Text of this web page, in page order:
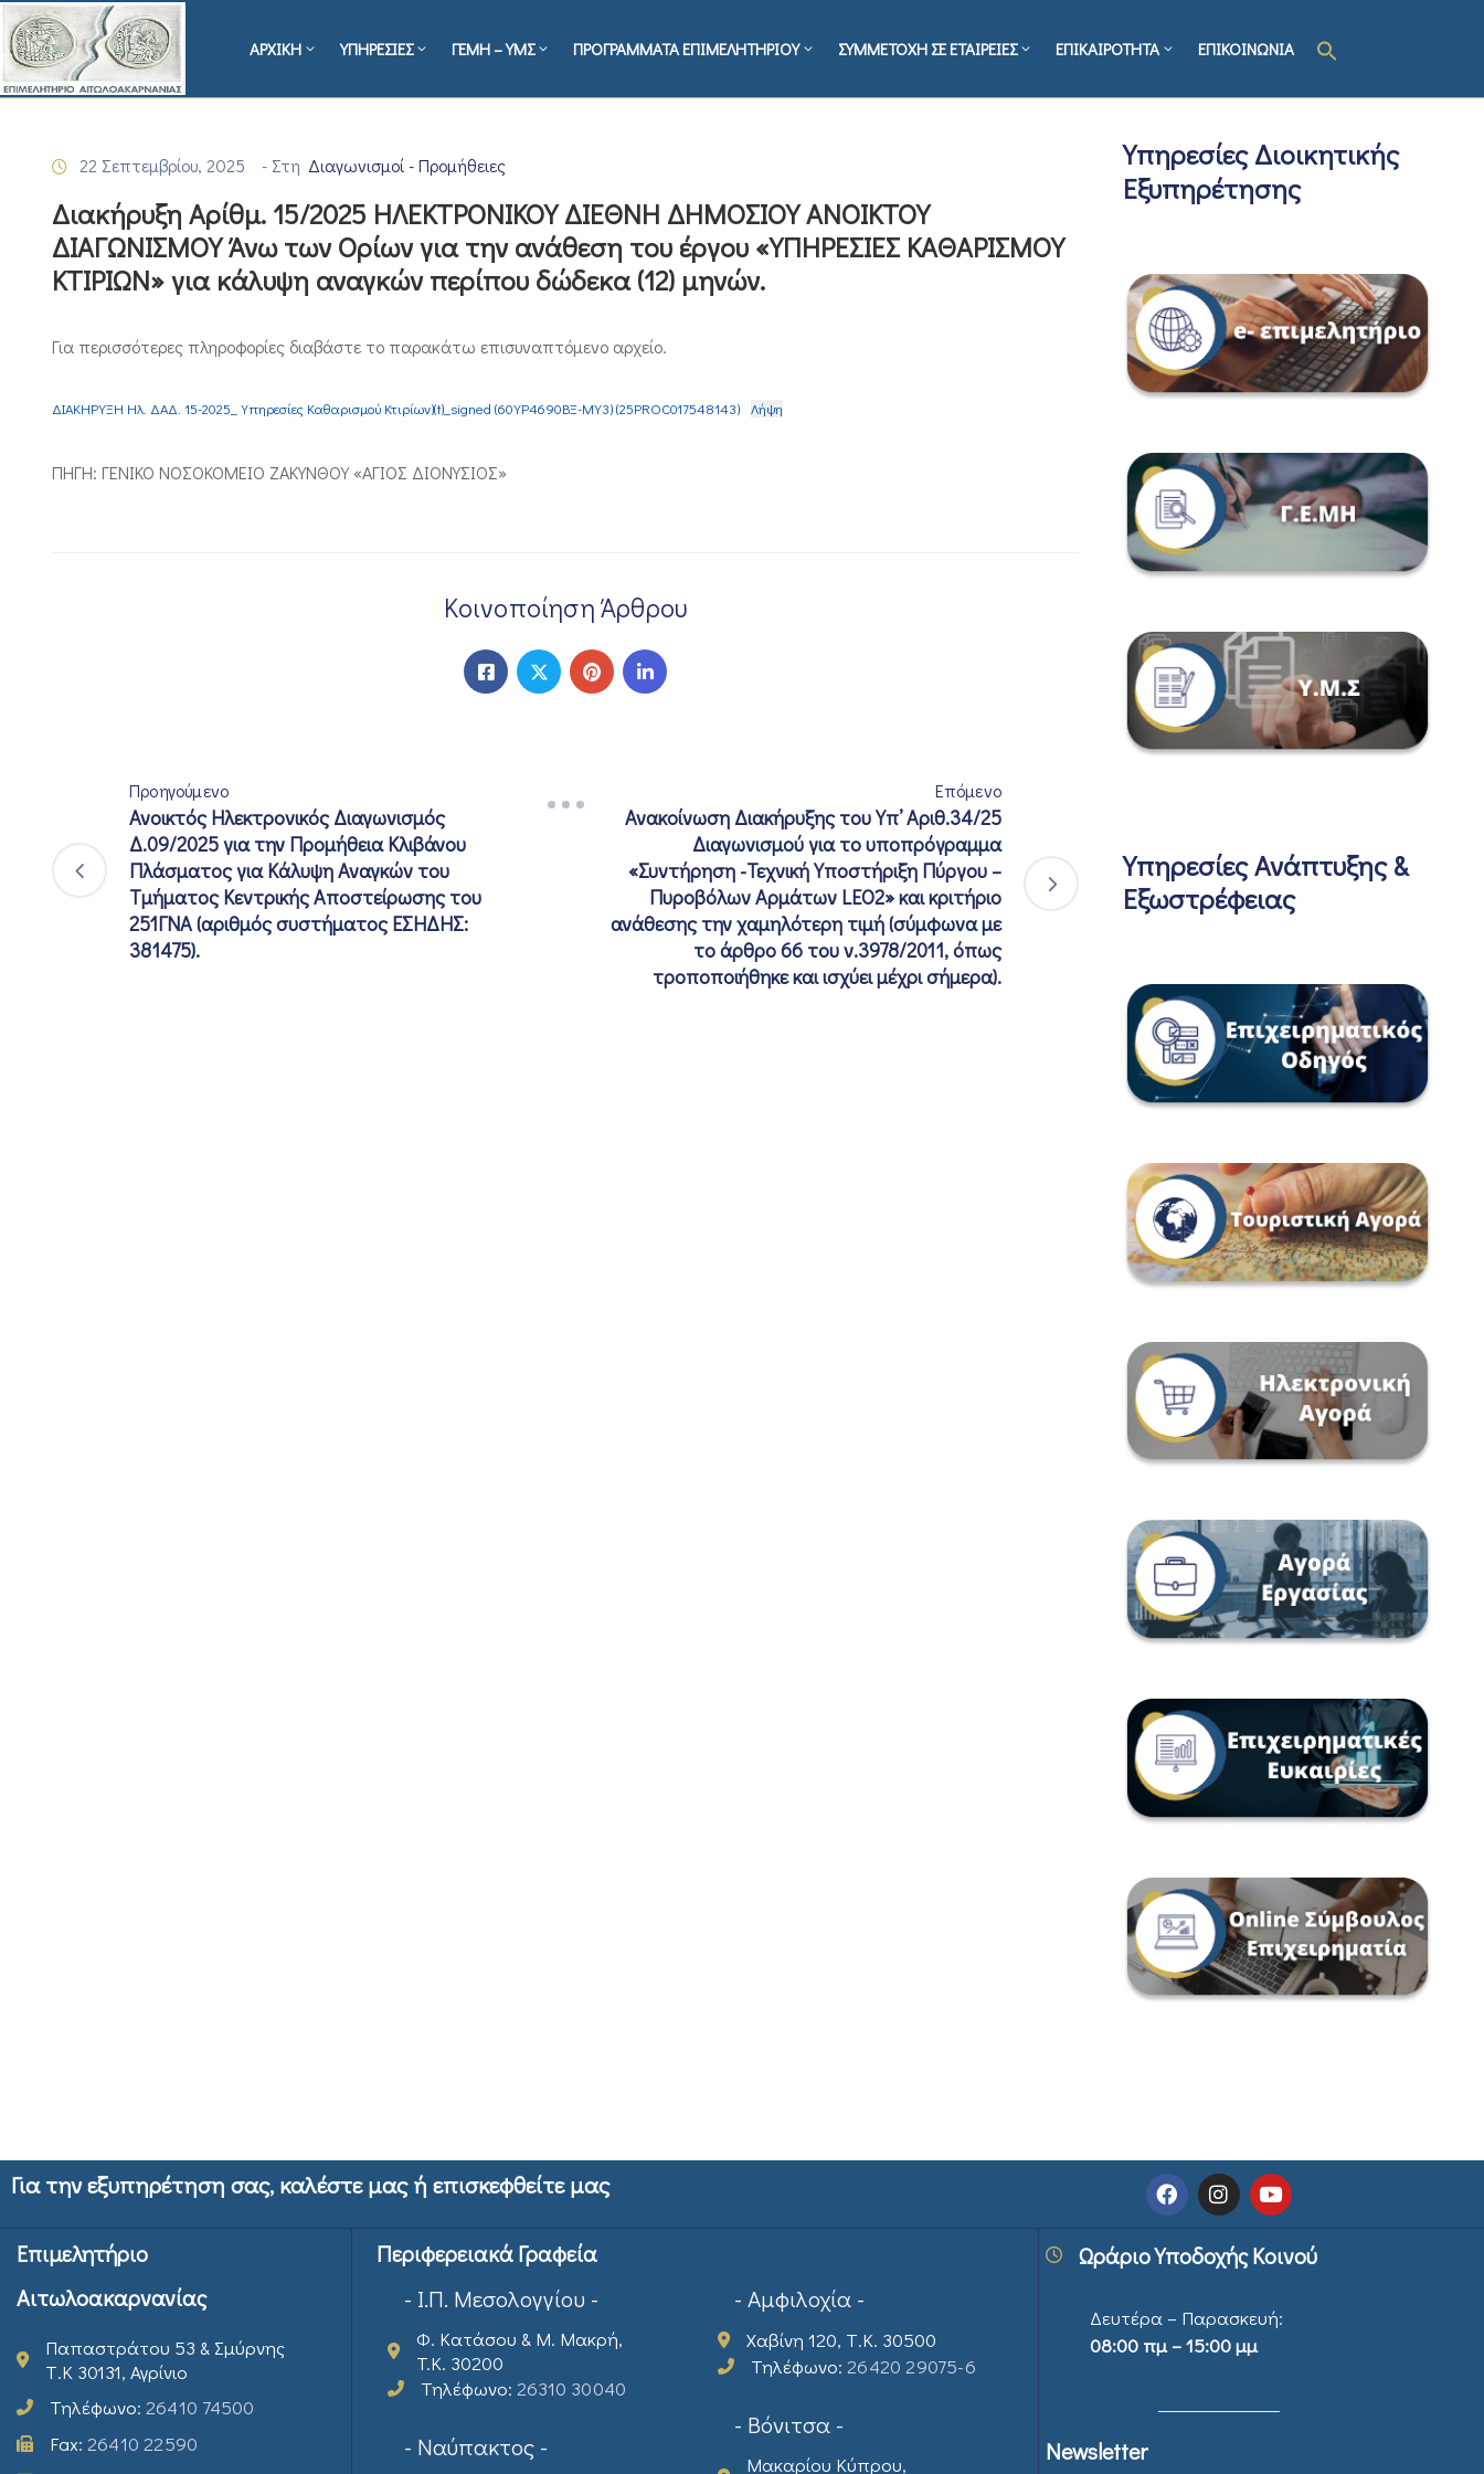
ΑΡΧΙΚΗ ΥΠΗΡΕΣΙΕΣ ΓΕΜΗ – ΥΜΣ ΠΡΟΓΡΑΜΜΑΤΑ ΕΠΙΜΕΛΗΤΗΡΙΟΥ ΣΥΜΜΕΤΟΧΗ ΣΕ ΕΤΑΙΡΕΙΕΣ ΕΠΙΚΑΙΡΟΤΗΤΑ ΕΠΙΚΟΙΝΩΝΙΑ
22 Σεπτεμβρίου, 2025 - Στη Διαγωνισμοί - Προμήθειες
Διακήρυξη Αρίθμ. 15/2025 ΗΛΕΚΤΡΟΝΙΚΟΥ ΔΙΕΘΝΗ ΔΗΜΟΣΙΟΥ ΑΝΟΙΚΤΟΥ
ΔΙΑΓΩΝΙΣΜΟΥ Άνω των Ορίων για την ανάθεση του έργου «ΥΠΗΡΕΣΙΕΣ ΚΑΘΑΡΙΣΜΟΥ
ΚΤΙΡΙΩΝ» για κάλυψη αναγκών περίπου δώδεκα (12) μηνών.
Για περισσότερες πληροφορίες διαβάστε το παρακάτω επισυναπτόμενο αρχείο.
ΔΙΑΚΗΡΥΞΗ Ηλ. ΔΑΔ. 15-2025_ Υπηρεσίες Καθαρισμού Κτιρίων)(t)_signed (60ΥΡ4690ΒΞ-ΜΥ3) (25PROC017548143) Λήψη
ΠΗΓΗ: ΓΕΝΙΚΟ ΝΟΣΟΚΟΜΕΙΟ ΖΑΚΥΝΘΟΥ «ΑΓΙΟΣ ΔΙΟΝΥΣΙΟΣ»
Κοινοποίηση Άρθρου
Προηγούμενο
Ανοικτός Ηλεκτρονικός Διαγωνισμός
Δ.09/2025 για την Προμήθεια Κλιβάνου
Πλάσματος για Κάλυψη Αναγκών του
Τμήματος Κεντρικής Αποστείρωσης του
251ΓΝΑ (αριθμός συστήματος ΕΣΗΔΗΣ:
381475).
Επόμενο
Ανακοίνωση Διακήρυξης του Υπ’ Αριθ.34/25
Διαγωνισμού για το υποπρόγραμμα
«Συντήρηση -Τεχνική Υποστήριξη Πύργου –
Πυροβόλων Αρμάτων LEO2» και κριτήριο
ανάθεσης την χαμηλότερη τιμή (σύμφωνα με
το άρθρο 66 του ν.3978/2011, όπως
τροποποιήθηκε και ισχύει μέχρι σήμερα).
Υπηρεσίες Διοικητικής
Εξυπηρέτησης
Υπηρεσίες Ανάπτυξης &
Εξωστρέφειας
Για την εξυπηρέτηση σας, καλέστε μας ή επισκεφθείτε μας
Επιμελητήριο
Αιτωλοακαρνανίας
Παπαστράτου 53 & Σμύρνης
Τ.Κ 30131, Αγρίνιο
Τηλέφωνο: 26410 74500
Fax: 26410 22590
Περιφερειακά Γραφεία
- Ι.Π. Μεσολογγίου -
Φ. Κατάσου & Μ. Μακρή,
T.K. 30200
Τηλέφωνο: 26310 30040
- Ναύπακτος -
- Αμφιλοχία -
Χαβίνη 120, Τ.Κ. 30500
Τηλέφωνο:26420 29075-6
- Βόνιτσα -
Μακαρίου Κύπρου,
Ωράριο Υποδοχής Κοινού
Δευτέρα – Παρασκευή:
08:00 πμ – 15:00 μμ
Newsletter